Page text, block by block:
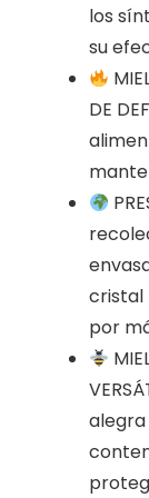
los
su
DE
cristal
por
alegra